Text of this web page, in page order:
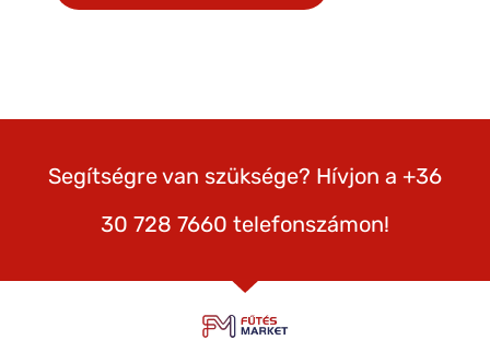
Segítségre van szüksége? Hívjon a +36
30 728 7660 telefonszámon!